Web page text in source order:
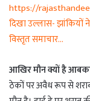
https://
दिखा उल्लास- झांकियों
विस्तृत समाचार…
आखिर मौन क्यों है
ठेकों पर अवैध रूप से